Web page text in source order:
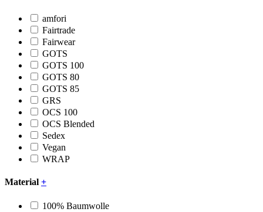
amfori
Fairtrade
Fairwear
GOTS
GOTS 100
GOTS 80
GOTS 85
GRS
OCS 100
OCS Blended
Sedex
Vegan
WRAP
Material +
100% Baumwolle